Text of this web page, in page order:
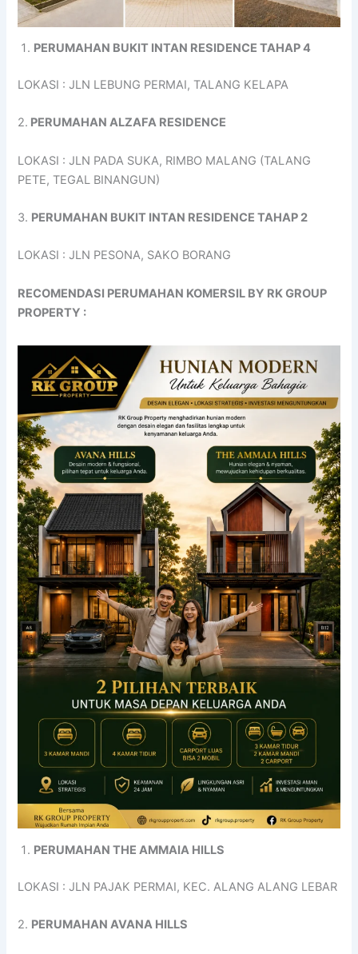
PERUMAHAN BUKIT INTAN RESIDENCE TAHAP 4
LOKASI : JLN LEBUNG PERMAI, TALANG KELAPA
2. PERUMAHAN ALZAFA RESIDENCE
LOKASI : JLN PADA SUKA, RIMBO MALANG (TALANG
PETE, TEGAL BINANGUN)
3. PERUMAHAN BUKIT INTAN RESIDENCE TAHAP 2
LOKASI : JLN PESONA, SAKO BORANG
RECOMENDASI PERUMAHAN KOMERSIL BY RK GROUP
PROPERTY :
PERUMAHAN THE AMMAIA HILLS
LOKASI : JLN PAJAK PERMAI, KEC. ALANG ALANG LEBAR
2. PERUMAHAN AVANA HILLS